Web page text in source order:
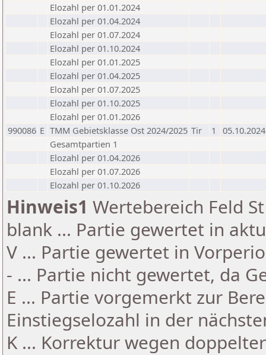
Elozahl per 01.01.2024
Elozahl per 01.04.2024
Elozahl per 01.07.2024
Elozahl per 01.10.2024
Elozahl per 01.01.2025
Elozahl per 01.04.2025
Elozahl per 01.07.2025
Elozahl per 01.10.2025
Elozahl per 01.01.2026
990086 E TMM Gebietsklasse Ost 2024/2025 Tir 1
05.10.2024
Gesamtpartien 1
Elozahl per 01.04.2026
Elozahl per 01.07.2026
Elozahl per 01.10.2026
Hinweis1 Wertebereich Feld
blank ... Partie gewertet in
V ... Partie gewertet in
- ... Partie nicht gewertet, da
E ... Partie vorgemerkt zur
Einstiegselozahl in der
K ... Korrektur wegen